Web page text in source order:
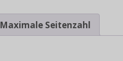
Maximale Seitenzahl